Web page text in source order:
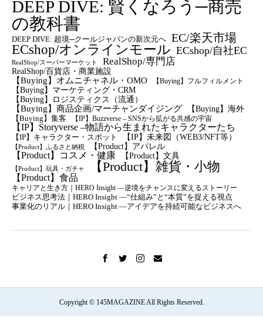
DEEP DIVE: 賢くなろう─商売
の教科書
DEEP DIVE: 超境─クールジャパンの新次元へ EC/楽天市場
ECshop/オンラインモール ECshop/自社EC
RealShop/スーパーマーケット RealShop/専門店
RealShop/百貨店・商業施設
【Buying】オムニチャネル・OMO
【Buying】フルフィルメント
【Buying】マーケティング・CRM
【buying】ロジスティクス（流通）
【Buying】商品企画/マーチャンダイジング 【Buying】海外
【Buying】集客 【IP】Buzzverse – SNSから拡がる共感の宇宙
【IP】Storyverse –物語から生まれたキャラクターたち
【IP】キャラクター・スポット 【IP】未来図（WEB3/NFT等）
【Product】ふるさと納税 【Product】アパレル
【Product】コスメ・健康 【Product】文具
【Product】玩具・ガチャ 【Product】雑貨・小物
【Product】食品
キャリアと生き方｜HERO Insight —逆境をチャンスに変えるストーリー
ビジネス思考法｜HERO Insight —“仕組み”と“本質”を捉える視点
事業化のリアル｜HERO Insight —アイデアを持続可能なビジネスへ
Copyright © 145MAGAZINE All Rights Reserved.